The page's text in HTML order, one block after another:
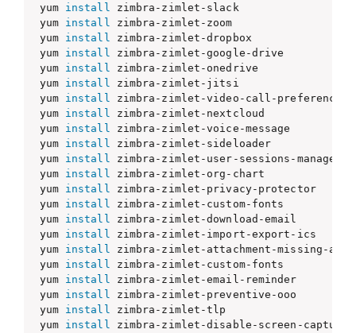
yum install zimbra-zimlet-slack
yum install zimbra-zimlet-zoom
yum install zimbra-zimlet-dropbox
yum install zimbra-zimlet-google-drive
yum install zimbra-zimlet-onedrive
yum install zimbra-zimlet-jitsi
yum install zimbra-zimlet-video-call-preferences
yum install zimbra-zimlet-nextcloud
yum install zimbra-zimlet-voice-message
yum install zimbra-zimlet-sideloader
yum install zimbra-zimlet-user-sessions-
yum install zimbra-zimlet-org-chart
yum install zimbra-zimlet-privacy-protector
yum install zimbra-zimlet-custom-fonts
yum install zimbra-zimlet-download-email
yum install zimbra-zimlet-import-export-ics
yum install zimbra-zimlet-attachment-missing-
yum install zimbra-zimlet-custom-fonts
yum install zimbra-zimlet-email-reminder
yum install zimbra-zimlet-preventive-ooo
yum install zimbra-zimlet-tlp
yum install zimbra-zimlet-disable-screen-capture